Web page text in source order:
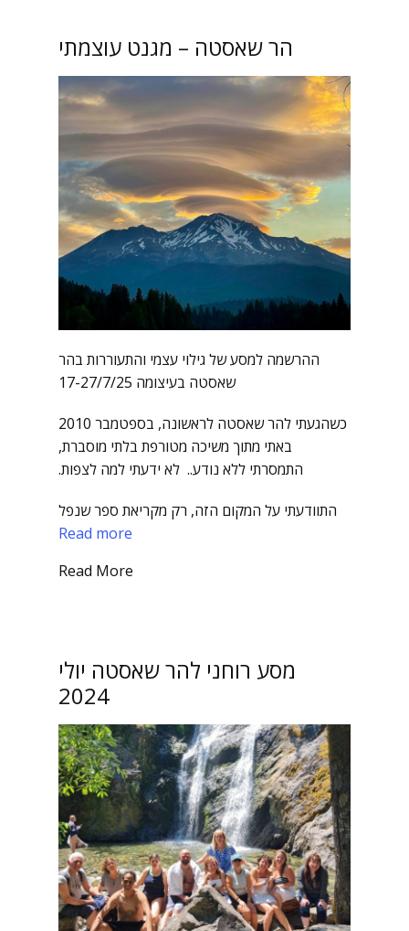
הר שאסטה – מגנט עוצמתי
ההרשמה למסע של גילוי עצמי והתעוררות בהר
שאסטה בעיצומה 17-27/7/25
כשהגעתי להר שאסטה לראשונה, בספטמבר 2010
באתי מתוך משיכה מטורפת בלתי מוסברת,
התמסרתי ללא נודע.. לא ידעתי למה לצפות.
התוודעתי על המקום הזה, רק מקריאת ספר שנפל
Read more
Read More
מסע רוחני להר שאסטה יולי
2024